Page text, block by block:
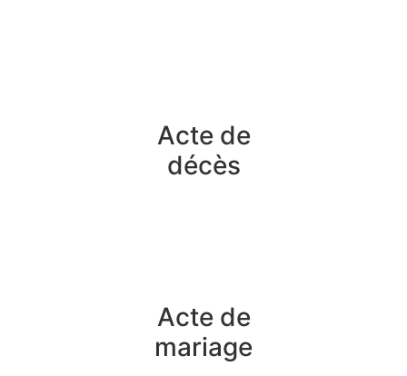
Acte de
décès
Acte de
mariage